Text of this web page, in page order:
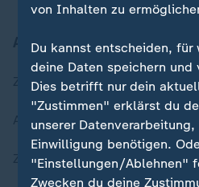
Aktuell bei ZDFheute
Zuletzt veröffentlicht
Aktuelle Sendungs-Videos
ZDFheute Stories
von Inhalten zu
Du kannst entscheiden, für
deine Daten speichern und
Dies betrifft nur dein
"Zustimmen" erklärst du
unserer
Einwilligung benötigen.
"Einstellungen/Ablehnen"
Zwecken du deine